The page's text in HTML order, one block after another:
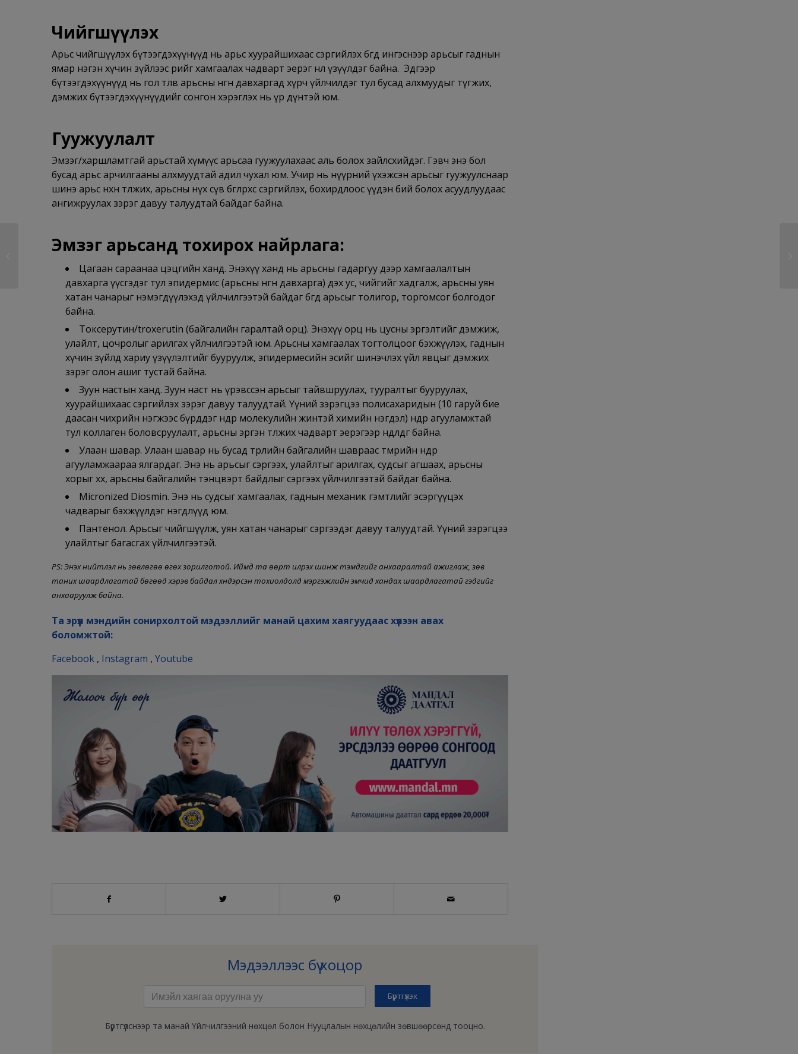
Чийгшүүлэх
Арьс чийгшүүлэх бүтээгдэхүүнүүд нь арьс хуурайшихаас сэргийлэх бөгөөд ингэснээр арьсыг гаднын
ямар нэгэн хүчин зүйлээс өөрийгөө хамгаалах чадварт эерэг нөлөө үзүүлдэг байна. Эдгээр
бүтээгдэхүүнүүд нь гол төлөв арьсны өнгөн давхаргад хүрч үйлчилдэг тул бусад алхмуудыг түгжих,
дэмжих бүтээгдэхүүнүүдийг сонгон хэрэглэх нь үр дүнтэй юм.
Гуужуулалт
Эмзэг/харшламтгай арьстай хүмүүс арьсаа гуужуулахаас аль болох зайлсхийдэг. Гэвч энэ бол
бусад арьс арчилгааны алхмуудтай адил чухал юм. Учир нь нүүрний үхэжсэн арьсыг гуужуулснаар
шинэ арьс нөхөн төлжих, арьсны нүх сүв бөглөрөхөөс сэргийлэх, бохирдлоос үүдэн бий болох асуудлуудаас
ангижруулах зэрэг давуу талуудтай байдаг байна.
Эмзэг арьсанд тохирох найрлага:
Цагаан сараанаа цэцгийн ханд. Энэхүү ханд нь арьсны гадаргуу дээр хамгаалалтын
давхарга үүсгэдэг тул эпидермис (арьсны өнгөн давхарга) дэх ус, чийгийг хадгалж, арьсны уян
хатан чанарыг нэмэгдүүлэхэд үйлчилгээтэй байдаг бөгөөд арьсыг толигор, торгомсог болгодог
байна.
Токсерутин/troxerutin (байгалийн гаралтай орц). Энэхүү орц нь цусны эргэлтийг дэмжиж,
улайлт, цочролыг арилгах үйлчилгээтэй юм. Арьсны хамгаалах тогтолцоог бэхжүүлэх, гаднын
хүчин зүйлд хариу үзүүлэлтийг бууруулж, эпидермесийн эсийг шинэчлэх үйл явцыг дэмжих
зэрэг олон ашиг тустай байна.
Зуун настын ханд. Зуун наст нь үрэвссэн арьсыг тайвшруулах, тууралтыг бууруулах,
хуурайшихаас сэргийлэх зэрэг давуу талуудтай. Үүний зэрэгцээ полисахаридын (10 гаруй бие
даасан чихрийн нэгжээс бүрддэг өндөр молекулийн жинтэй химийн нэгдэл) өндөр агууламжтай
тул коллаген боловсруулалт, арьсны эргэн төлжих чадварт эерэгээр нөдөөлдөг байна.
Улаан шавар. Улаан шавар нь бусад төрлийн байгалийн шавраас төмрийн өндөр
агууламжаараа ялгардаг. Энэ нь арьсыг сэргээх, улайлтыг арилгах, судсыг агшаах, арьсны
хорыг хөөх, арьсны байгалийн тэнцвэрт байдлыг сэргээх үйлчилгээтэй байдаг байна.
Micronized Diosmin. Энэ нь судсыг хамгаалах, гаднын механик гэмтлийг эсэргүүцэх
чадварыг бэхжүүлдэг нэгдлүүд юм.
Пантенол. Арьсыг чийгшүүлж, уян хатан чанарыг сэргээдэг давуу талуудтай. Үүний зэрэгцээ
улайлтыг багасгах үйлчилгээтэй.
PS: Энэхүү нийтлэл нь зөвлөгөө өгөх зорилготой. Иймд та өөрт илрэх шинж тэмдгийг анхааралтай ажиглаж, зөв
таних шаардлагатай бөгөөд хэрэв байдал хүндэрсэн тохиолдолд мэргэжлийн эмчид хандах шаардлагатай гэдгийг
анхааруулж байна.
Та эрүүл мэндийн сонирхолтой мэдээллийг манай цахим хаягуудаас хүлээн авах
боломжтой:
Facebook , Instagram , Youtube
Мэдээллээс бүү хоцор
Бүртгүүлснээр та манай Үйлчилгээний нөхцөл болон Нууцлалын нөхцөлийн зөвшөөрсөнд тооцно.
Ковид-19-ын гэрээр